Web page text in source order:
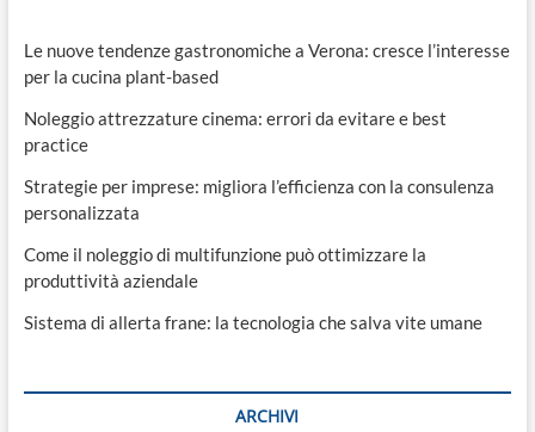
Le nuove tendenze gastronomiche a Verona: cresce l’interesse
per la cucina plant-based
Noleggio attrezzature cinema: errori da evitare e best
practice
Strategie per imprese: migliora l’efficienza con la consulenza
personalizzata
Come il noleggio di multifunzione può ottimizzare la
produttività aziendale
Sistema di allerta frane: la tecnologia che salva vite umane
ARCHIVI